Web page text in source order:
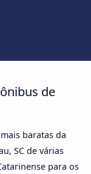
de
baratas da
SC de várias
para os